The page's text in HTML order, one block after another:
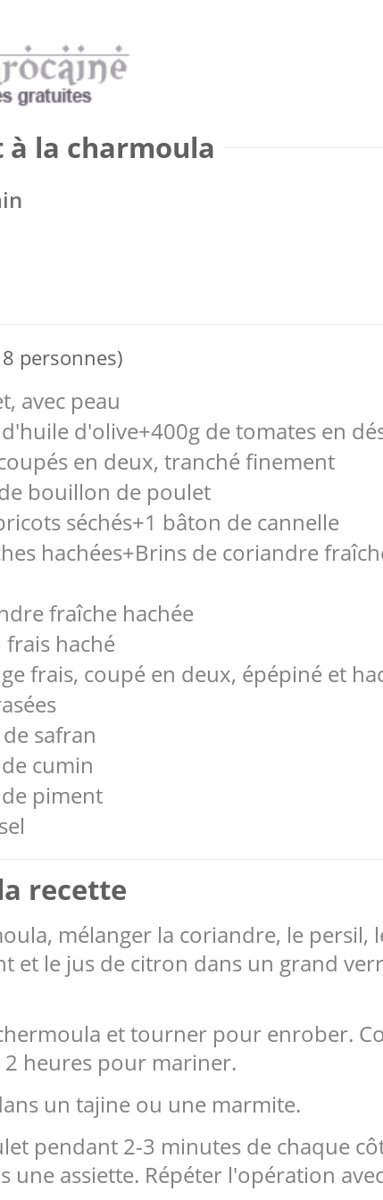
la charmoula
personnes)
avec peau
d'olive+400g de tomates en
en deux, tranché finement
bouillon de poulet
séchés+1 bâton de cannelle
hachées+Brins de coriandre
fraîche hachée
frais haché
frais, coupé en deux, épépiné et
safran
cumin
piment
recette
mélanger la coriandre, le persil,
et le jus de citron dans un grand
et tourner pour enrober.
heures pour mariner.
un tajine ou une marmite.
pendant 2-3 minutes de chaque
une assiette. Répéter l'opération